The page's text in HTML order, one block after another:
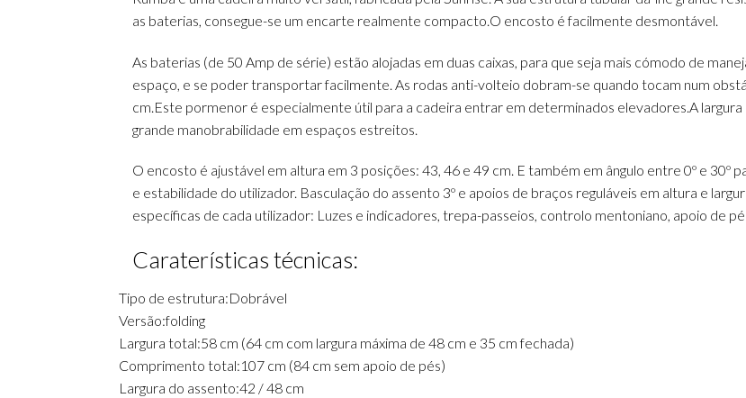
as baterias, consegue-se um encarte realmente compacto.O encosto é facilmente desmontável.
As baterias (de 50 Amp de série) estão alojadas em duas caixas, para que seja mais cómodo de
espaço, e se poder transportar facilmente. As rodas anti-volteio dobram-se quando tocam num
cm.Este pormenor é especialmente útil para a cadeira entrar em determinados elevadores.A
grande manobrabilidade em espaços estreitos.
O encosto é ajustável em altura em 3 posições: 43, 46 e 49 cm. E também em ângulo entre 0º e 30º
e estabilidade do utilizador. Basculação do assento 3º e apoios de braços reguláveis em altura e
específicas de cada utilizador: Luzes e indicadores, trepa-passeios, controlo mentoniano, apoio de
Caraterísticas técnicas:
Tipo de estrutura:Dobrável
Versão:folding
Largura total:58 cm (64 cm com largura máxima de 48 cm e 35 cm fechada)
Comprimento total:107 cm (84 cm sem apoio de pés)
Largura do assento:42 / 48 cm